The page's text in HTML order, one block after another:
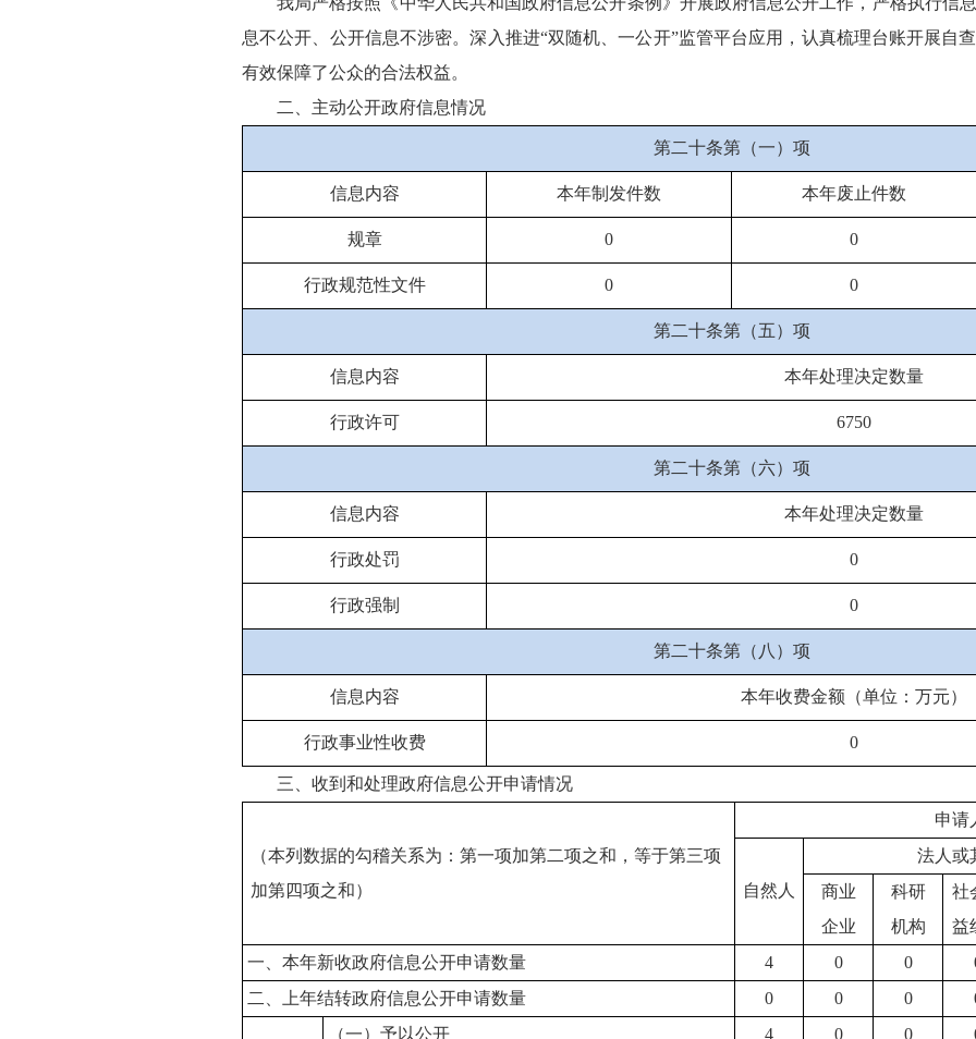
息不公开、公开信息不涉密。深入推进“双随机、一公开”监管平台应用，认真梳理台账开展自
有效保障了公众的合法权益。
二、主动公开政府信息情况
第二十条第（一）项
信息内容 本年制发件数 本年废止件数
规章 0 0
行政规范性文件 0 0
第二十条第（五）项
信息内容 本年处理决定数量
行政许可 6750
第二十条第（六）项
信息内容 本年处理决定数量
行政处罚 0
行政强制 0
第二十条第（八）项
信息内容 本年收费金额（单位：万元）
行政事业性收费 0
三、收到和处理政府信息公开申请情况
（本列数据的勾稽关系为：第一项加第二项之和，等于第三项
加第四项之和）
申请
自然人
法人或
商业
企业
科研
机构
社
益
一、本年新收政府信息公开申请数量
4 0 0
二、上年结转政府信息公开申请数量
0 0 0
（一）予以公开 4 0 0